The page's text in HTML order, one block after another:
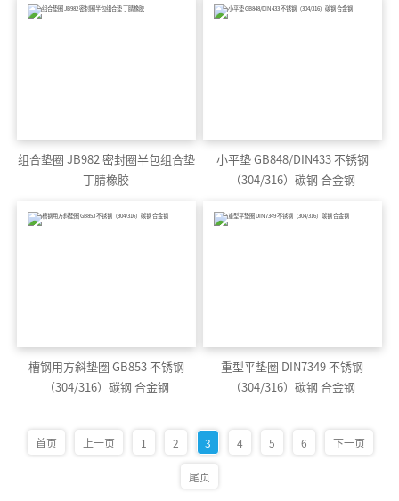
组合垫圈 JB982 密封圈半包组合垫
丁腈橡胶
小平垫 GB848/DIN433 不锈钢
（304/316）碳钢 合金钢
槽钢用方斜垫圈 GB853 不锈钢
（304/316）碳钢 合金钢
重型平垫圈 DIN7349 不锈钢
（304/316）碳钢 合金钢
首页 上一页 1 2 3 4 5 6 下一页
尾页